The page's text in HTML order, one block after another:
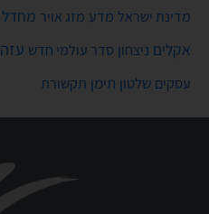
מדינת ישראל מדע מזג אויר מחדל
אקלים ניצחון סדר עולמי חדש עזה
עסקים שלטון תימן תקשורת